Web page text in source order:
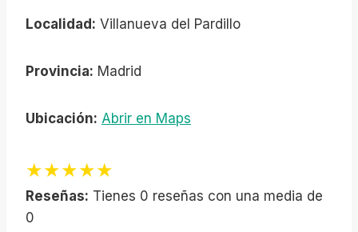
Localidad: Villanueva del Pardillo
Provincia: Madrid
Ubicación: Abrir en Maps
★★★★★
Reseñas: Tienes 0 reseñas con una media de
0